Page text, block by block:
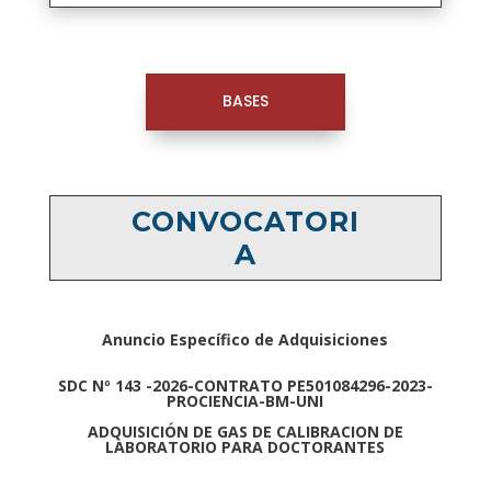
BASES
CONVOCATORI
A
Anuncio Específico de Adquisiciones
SDC Nº 143 -2026-CONTRATO PE501084296-2023-
PROCIENCIA-BM-UNI
ADQUISICIÓN DE GAS DE CALIBRACION DE
LABORATORIO PARA DOCTORANTES